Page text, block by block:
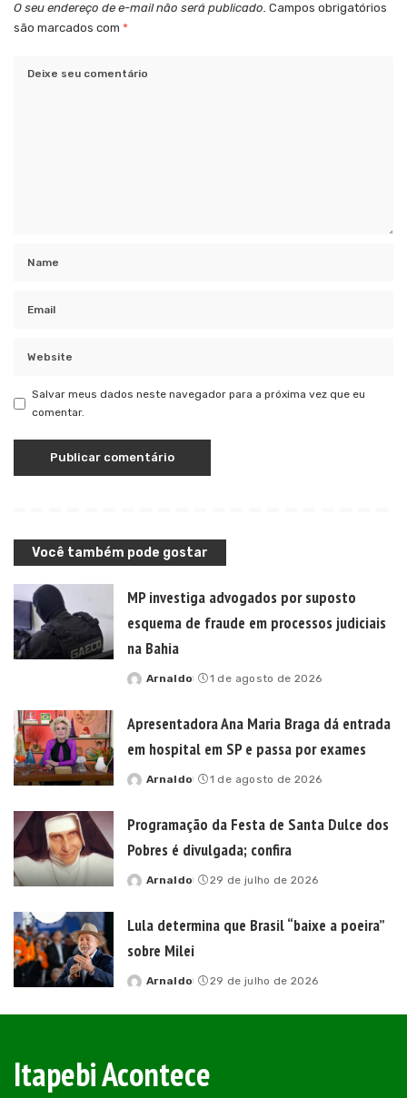
O seu endereço de e-mail não será publicado. Campos obrigatórios
são marcados com *
Salvar meus dados neste navegador para a próxima vez que eu
comentar.
Você também pode gostar
MP investiga advogados por suposto
esquema de fraude em processos judiciais
na Bahia
Posted
Arnaldo 1 de agosto de 2026
Apresentadora Ana Maria Braga dá entrada
em hospital em SP e passa por exames
Posted
Arnaldo 1 de agosto de 2026
Programação da Festa de Santa Dulce dos
Pobres é divulgada; confira
Posted
Arnaldo 29 de julho de 2026
Lula determina que Brasil “baixe a poeira”
sobre Milei
Posted
Arnaldo 29 de julho de 2026
Itapebi Acontece